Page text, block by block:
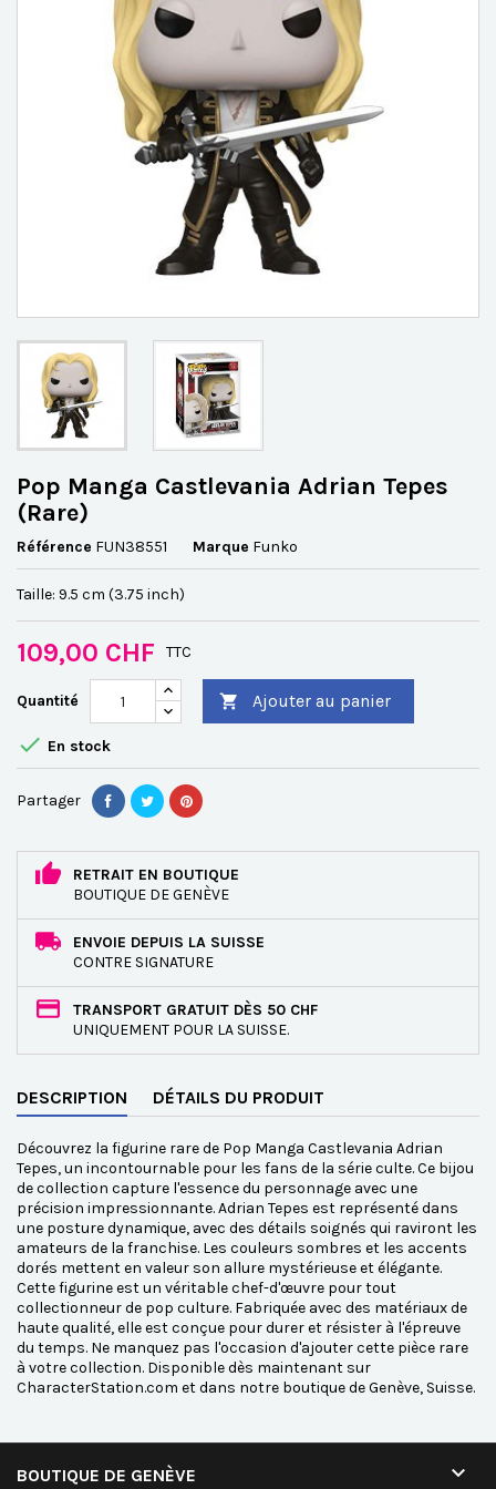
Pop Manga Castlevania Adrian Tepes
(Rare)
Référence FUN38551 Marque Funko
Taille: 9.5 cm (3.75 inch)
109,00 CHF TTC
Quantité  Ajouter au panier
 En stock
Partager
RETRAIT EN BOUTIQUE
BOUTIQUE DE GENÈVE
ENVOIE DEPUIS LA SUISSE
CONTRE SIGNATURE
TRANSPORT GRATUIT DÈS 50 CHF
UNIQUEMENT POUR LA SUISSE.
DESCRIPTION DÉTAILS DU PRODUIT
Découvrez la figurine rare de Pop Manga Castlevania Adrian
Tepes, un incontournable pour les fans de la série culte. Ce bijou
de collection capture l'essence du personnage avec une
précision impressionnante. Adrian Tepes est représenté dans
une posture dynamique, avec des détails soignés qui raviront les
amateurs de la franchise. Les couleurs sombres et les accents
dorés mettent en valeur son allure mystérieuse et élégante.
Cette figurine est un véritable chef-d'œuvre pour tout
collectionneur de pop culture. Fabriquée avec des matériaux de
haute qualité, elle est conçue pour durer et résister à l'épreuve
du temps. Ne manquez pas l'occasion d'ajouter cette pièce rare
à votre collection. Disponible dès maintenant sur
CharacterStation.com et dans notre boutique de Genève, Suisse.
BOUTIQUE DE GENÈVE 